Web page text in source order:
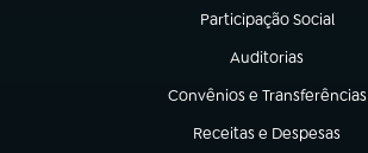
Participação Social
(abre em nova aba)
Auditorias
(abre em nova aba)
Convênios e Transferências
(abre em nova aba)
Receitas e Despesas
(abre em nova aba)